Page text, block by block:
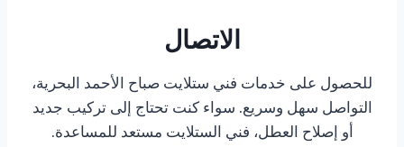
الاتصال
للحصول على خدمات فني ستلايت صباح الأحمد البحرية،
التواصل سهل وسريع. سواء كنت تحتاج إلى تركيب جديد
أو إصلاح العطل، فني الستلايت مستعد للمساعدة.